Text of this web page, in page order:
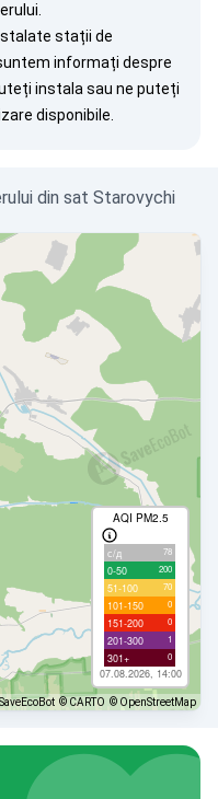
stații de
informați despre
instala sau ne puteți
disponibile.
din sat Starovychi
AQI PM2.5
с/д 78
0-50 200
51-100 70
101-150 0
151-200 0
201-300 1
301+ 0
07.08.2026, 14:00
© CARTO © OpenStreetMap